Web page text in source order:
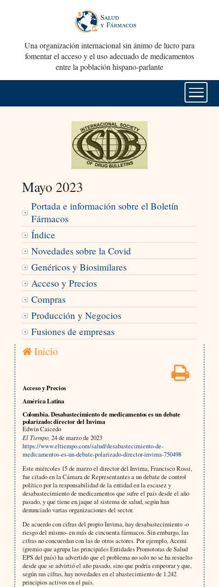
Una organización internacional sin ánimo de lucro para
fomentar el acceso y el uso adecuado de medicamentos
entre la población hispano-parlante
Mayo 2023
Portada e información sobre el Boletín
Fármacos
Índice
Novedades sobre la Covid
Genéricos y Biosimilares
Acceso y Precios
Compras
Producción y Negocios
Fusiones de empresas
Inicio
Acceso y Precios
América Latina
Colombia. Desabastecimiento de medicamentos es un debate
polarizado: director del Invima
Edwin Caicedo
El Tiempo, 24 de marzo de 2023
https://www.eltiempo.com/salud/desabastecimiento-de-
medicamentos-es-un-debate-polarizado-director-invima-750498
Este miércoles 15 de marzo el director del Invima, Francisco Rossi,
fue citado en la Cámara de Representantes a un debate de control
político por la responsabilidad de la entidad en la escasez y
desabastecimiento de medicamentos que sufre el país desde el año
pasado, y que tiene en jaque al sistema de salud, según han
denunciado varias organizaciones del sector.
De acuerdo con cifras del propio Invima, hay desabastecimiento -o
riesgo del mismo- en más de cincuenta fármacos. Sin embargo, las
cifras no concuerdan con las de otros actores. Por ejemplo, Acemi
(gremio que agrupa las principales Entidades Promotoras de Salud
EPS del país) ha advertido que el problema no solo no se ha resuelto
desde que se advirtió el año pasado, sino que podría empeorar y que,
según sus cifras, hay novedades en el abastecimiento de 1.242
principios activos en el país.